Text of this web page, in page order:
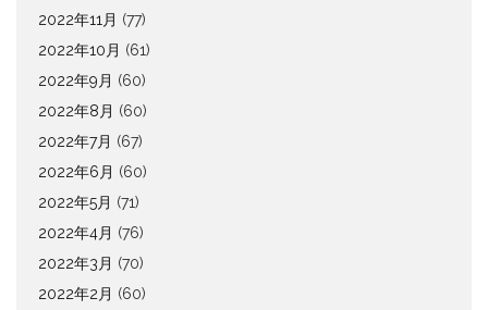
2022年11月 (77)
2022年10月 (61)
2022年9月 (60)
2022年8月 (60)
2022年7月 (67)
2022年6月 (60)
2022年5月 (71)
2022年4月 (76)
2022年3月 (70)
2022年2月 (60)